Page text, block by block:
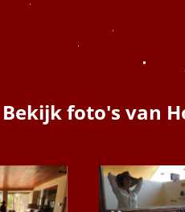
Bekijk foto's van